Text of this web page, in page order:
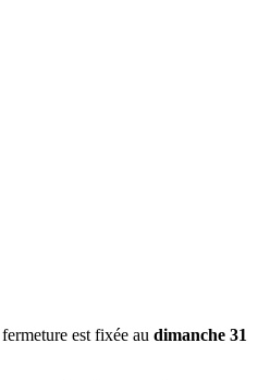
est fixée au dimanche 31